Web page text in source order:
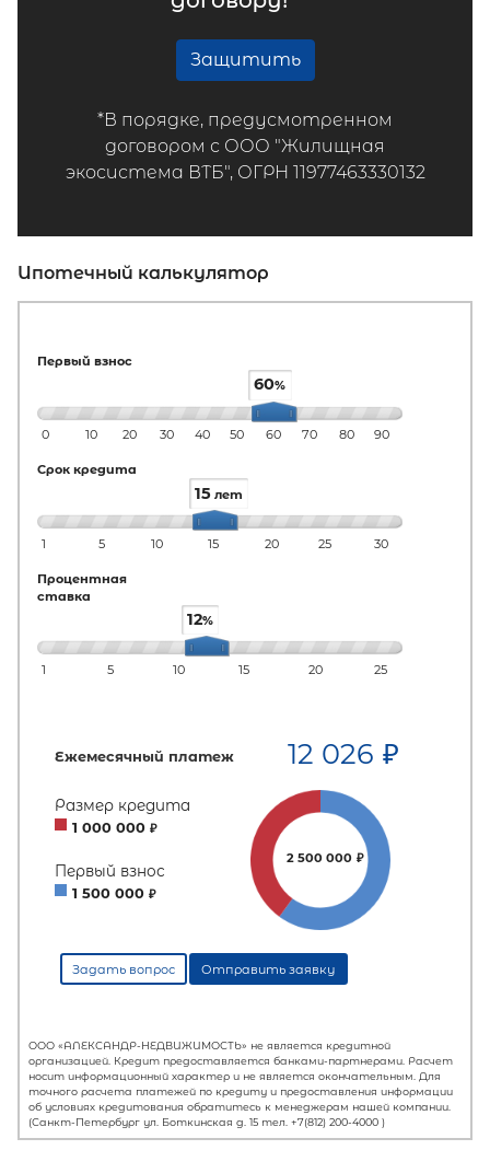
Защитить
*В порядке, предусмотренном
договором с ООО "Жилищная
экосистема ВТБ", ОГРН 11977463330132
Ипотечный калькулятор